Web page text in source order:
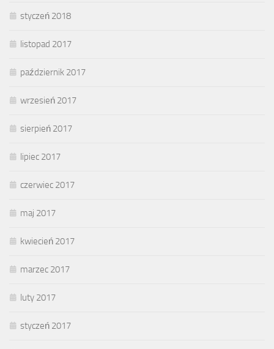
styczeń 2018
listopad 2017
październik 2017
wrzesień 2017
sierpień 2017
lipiec 2017
czerwiec 2017
maj 2017
kwiecień 2017
marzec 2017
luty 2017
styczeń 2017